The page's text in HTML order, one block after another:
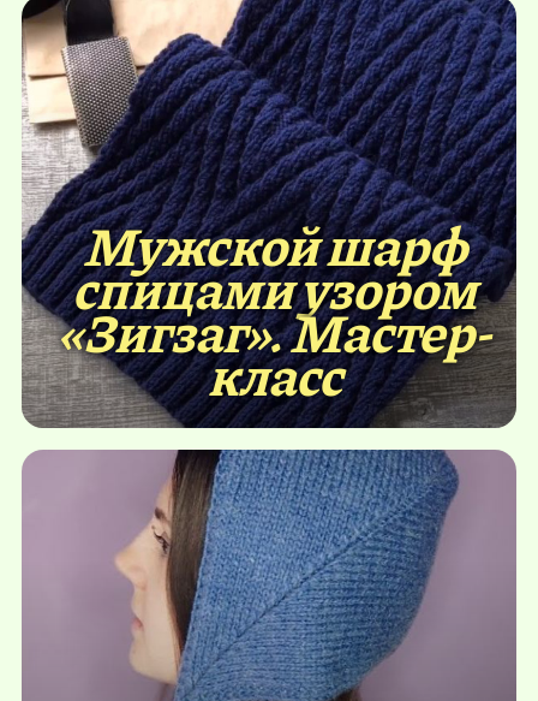
Мужской шарф
спицами узором
«Зигзаг». Мастер-
класс